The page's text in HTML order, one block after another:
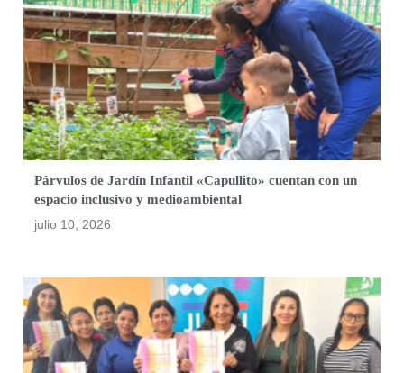
Párvulos de Jardín Infantil «Capullito» cuentan con un
espacio inclusivo y medioambiental
julio 10, 2026